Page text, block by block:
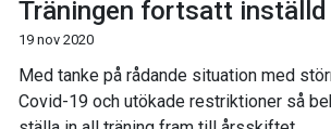
Träningen fortsatt inställd
19 nov 2020
Med tanke på rådande situation med
Covid-19 och utökade restriktioner så